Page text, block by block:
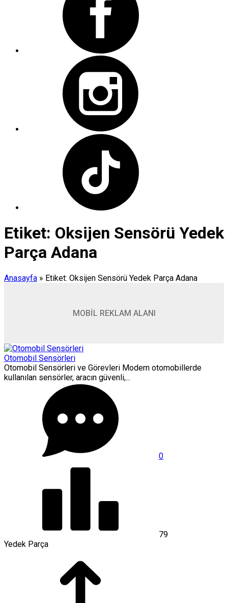
Etiket: Oksijen Sensörü Yedek
Parça Adana
Anasayfa » Etiket: Oksijen Sensörü Yedek Parça Adana
MOBİL REKLAM ALANI
Otomobil Sensörleri
Otomobil Sensörleri ve Görevleri Modern otomobillerde
kullanılan sensörler, aracın güvenli,...
0
79
Yedek Parça